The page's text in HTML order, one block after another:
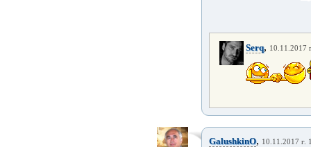
Serq, 10.11.2017
GalushkinO, 10.11.2017 г.